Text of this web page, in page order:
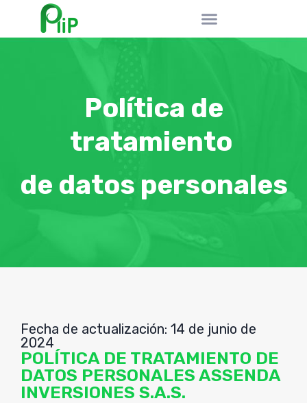
Política de
tratamiento
de datos personales
Fecha de actualización: 14 de junio de
2024
POLÍTICA DE TRATAMIENTO DE
DATOS PERSONALES ASSENDA
INVERSIONES S.A.S.